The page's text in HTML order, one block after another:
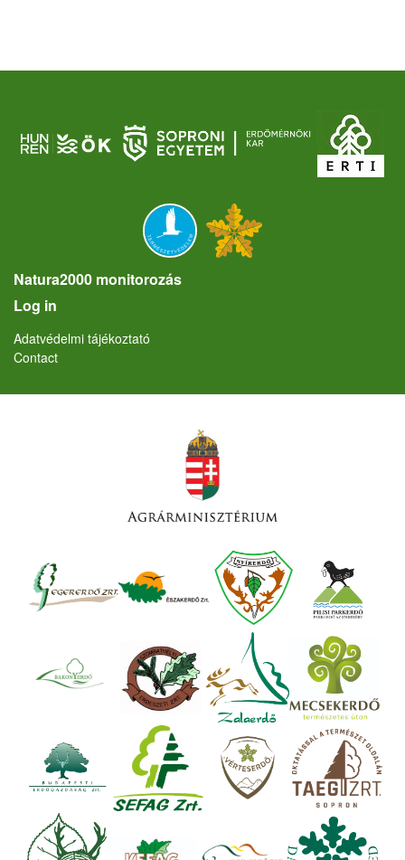
Natura2000 monitorozás
User account menu
Log in
Lábléc
Adatvédelmi tájékoztató
Contact